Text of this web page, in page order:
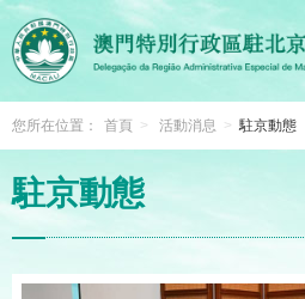
您所在位置： 首頁 > 活動消息 > 駐京動態
駐京動態